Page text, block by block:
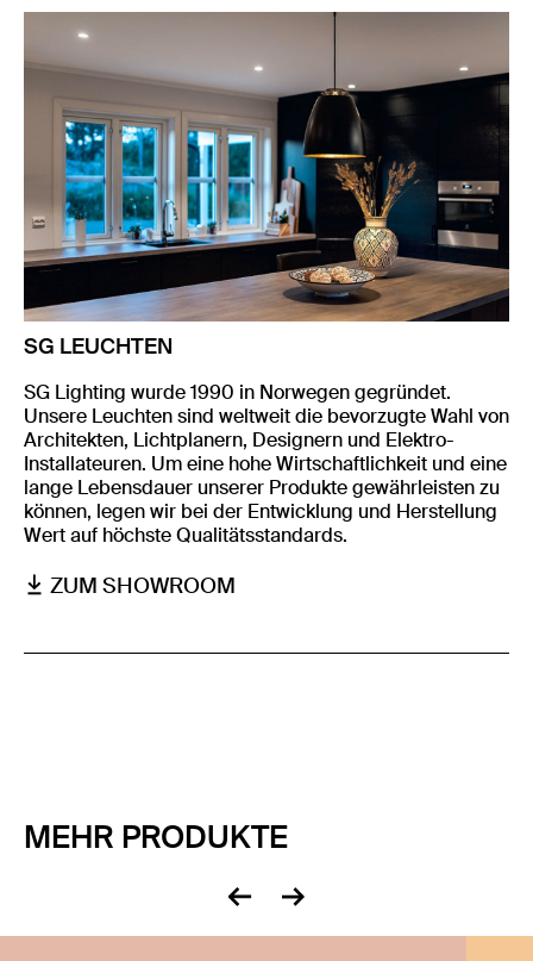
SG LEUCHTEN
SG Lighting wurde 1990 in Norwegen gegründet.
Unsere Leuchten sind weltweit die bevorzugte Wahl von
Architekten, Lichtplanern, Designern und Elektro-
Installateuren. Um eine hohe Wirtschaftlichkeit und eine
lange Lebensdauer unserer Produkte gewährleisten zu
können, legen wir bei der Entwicklung und Herstellung
Wert auf höchste Qualitätsstandards.
ZUM SHOWROOM
MEHR PRODUKTE
zurück
vor